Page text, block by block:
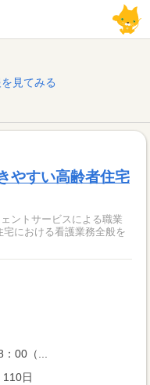
見てみる
すい高齢者住宅
ントサービスによる職業
における看護業務全般を
：00（...
日